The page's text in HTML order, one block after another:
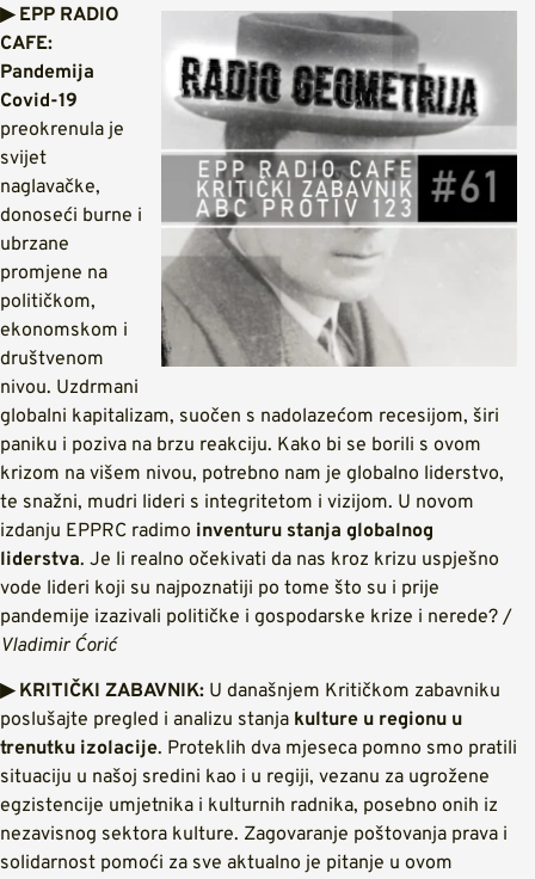
▶ EPP RADIO
CAFE:
Pandemija
Covid-19
preokrenula je
svijet
naglavačke,
donoseći burne i
ubrzane
promjene na
političkom,
ekonomskom i
društvenom
nivou. Uzdrmani
globalni kapitalizam, suočen s nadolazećom recesijom, širi
paniku i poziva na brzu reakciju. Kako bi se borili s ovom
krizom na višem nivou, potrebno nam je globalno liderstvo,
te snažni, mudri lideri s integritetom i vizijom. U novom
izdanju EPPRC radimo inventuru stanja globalnog
liderstva. Je li realno očekivati da nas kroz krizu uspješno
vode lideri koji su najpoznatiji po tome što su i prije
pandemije izazivali političke i gospodarske krize i nerede? /
Vladimir Ćorić
▶ KRITIČKI ZABAVNIK: U današnjem Kritičkom zabavniku
poslušajte pregled i analizu stanja kulture u regionu u
trenutku izolacije. Proteklih dva mjeseca pomno smo pratili
situaciju u našoj sredini kao i u regiji, vezanu za ugrožene
egzistencije umjetnika i kulturnih radnika, posebno onih iz
nezavisnog sektora kulture. Zagovaranje poštovanja prava i
solidarnost pomoći za sve aktualno je pitanje u ovom